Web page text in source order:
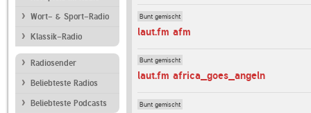
Wort- & Sport-Radio
Klassik-Radio
Radiosender
Beliebteste Radios
Beliebteste Podcasts
Bunt gemischt
laut.fm afm
Bunt gemischt
laut.fm africa_goes_angeln
Bunt gemischt